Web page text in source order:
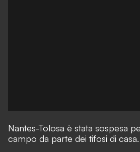
Nantes-Tolosa è stata sospesa
campo da parte dei tifosi di casa.